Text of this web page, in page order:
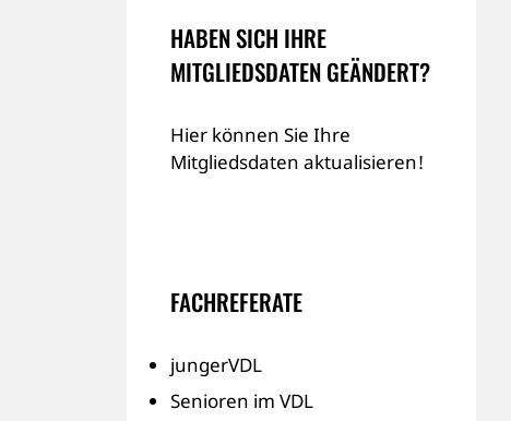
HABEN SICH IHRE
MITGLIEDSDATEN GEÄNDERT?
Hier können Sie Ihre
Mitgliedsdaten aktualisieren!
FACHREFERATE
jungerVDL
Senioren im VDL